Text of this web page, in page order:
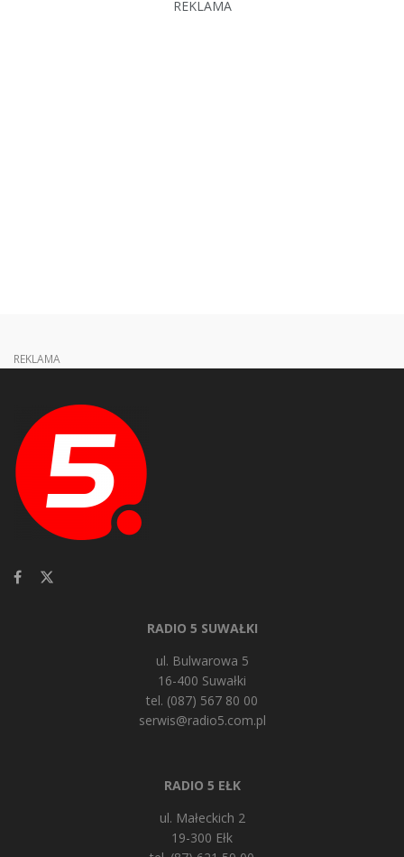
REKLAMA
REKLAMA
RADIO 5 SUWAŁKI
ul. Bulwarowa 5
16-400 Suwałki
tel. (087) 567 80 00
serwis@radio5.com.pl
RADIO 5 EŁK
ul. Małeckich 2
19-300 Ełk